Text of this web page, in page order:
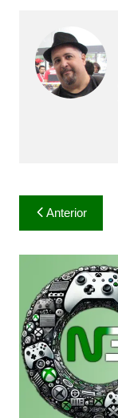
Navegação
de
Post
Anterior